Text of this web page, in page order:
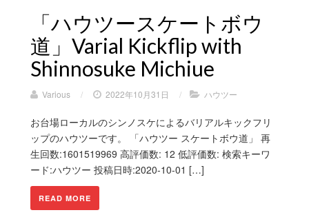
「ハウツースケートボウ
道」Varial Kickflip with
Shinnosuke Michiue
Various / 2022年10月31日 / ハウツー
お台場ローカルのシンノスケによるバリアルキックフリ
ップのハウツーです。 「ハウツー スケートボウ道」 再
生回数:1601519969 高評価数: 12 低評価数: 検索キーワ
ード:ハウツー 投稿日時:2020-10-01 […]
READ MORE